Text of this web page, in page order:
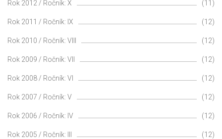
Rok 2012 / Ročník: X (11)
Rok 2011 / Ročník: IX (12)
Rok 2010 / Ročník: VIII (12)
Rok 2009 / Ročník: VII (12)
Rok 2008 / Ročník: VI (12)
Rok 2007 / Ročník: V (12)
Rok 2006 / Ročník: IV (12)
Rok 2005 / Ročník: III (12)